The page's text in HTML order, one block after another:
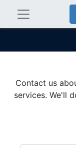
Contact us
services. We'll